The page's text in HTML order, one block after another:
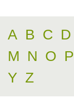
A B C D
M
N O P
Y Z